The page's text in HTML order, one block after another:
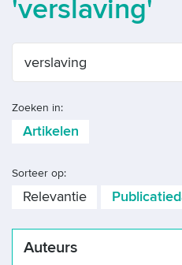
Auteurs
'verslaving'
Zoeken in:
Artikelen
Sorteer op:
Relevantie